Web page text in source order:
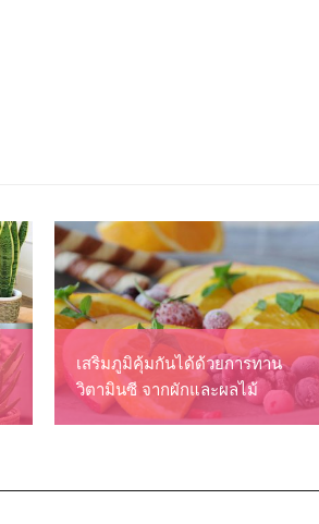
เสริมภูมิคุ้มกันได้ด้วยการทาน
วิตามินซี จากผักและผลไม้